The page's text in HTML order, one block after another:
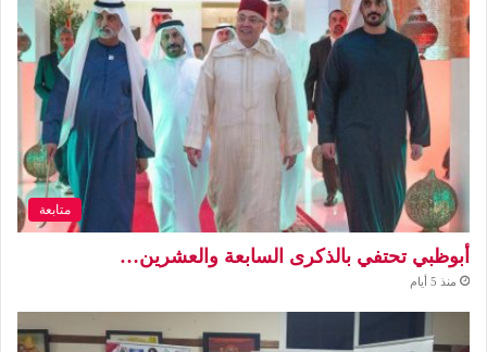
متابعة
أبوظبي تحتفي بالذكرى السابعة والعشرين…
منذ 5 أيام